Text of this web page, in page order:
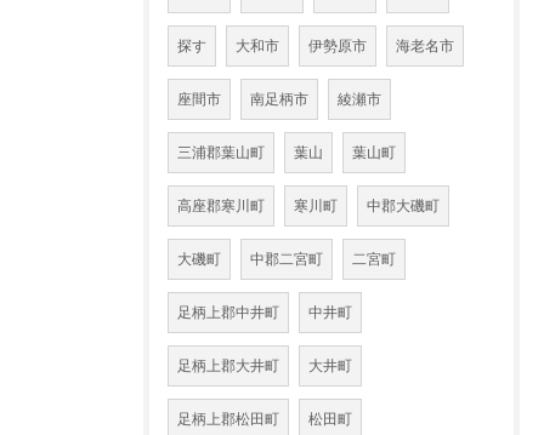
探す 大和市 伊勢原市 海老名市
座間市 南足柄市 綾瀬市
三浦郡葉山町 葉山 葉山町
高座郡寒川町 寒川町 中郡大磯町
大磯町 中郡二宮町 二宮町
足柄上郡中井町 中井町
足柄上郡大井町 大井町
足柄上郡松田町 松田町